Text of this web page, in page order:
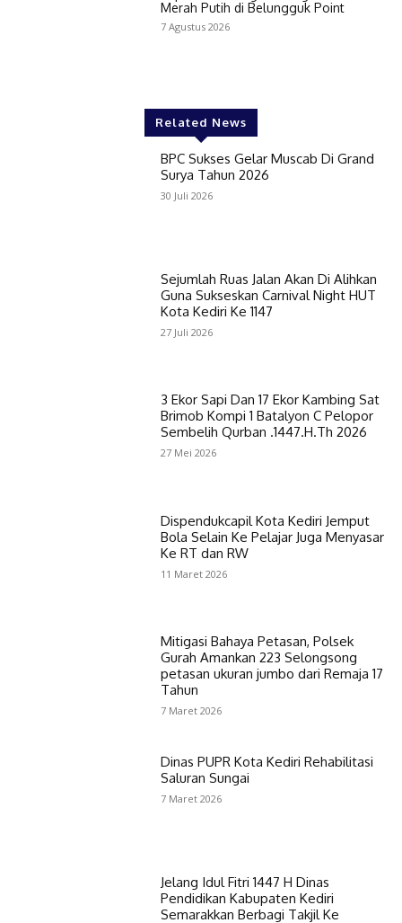
Merah Putih di Belungguk Point
7 Agustus 2026
Related News
BPC Sukses Gelar Muscab Di Grand
Surya Tahun 2026
30 Juli 2026
Sejumlah Ruas Jalan Akan Di Alihkan
Guna Sukseskan Carnival Night HUT
Kota Kediri Ke 1147
27 Juli 2026
3 Ekor Sapi Dan 17 Ekor Kambing Sat
Brimob Kompi 1 Batalyon C Pelopor
Sembelih Qurban .1447.H.Th 2026
27 Mei 2026
Dispendukcapil Kota Kediri Jemput
Bola Selain Ke Pelajar Juga Menyasar
Ke RT dan RW
11 Maret 2026
Mitigasi Bahaya Petasan, Polsek
Gurah Amankan 223 Selongsong
petasan ukuran jumbo dari Remaja 17
Tahun
7 Maret 2026
Dinas PUPR Kota Kediri Rehabilitasi
Saluran Sungai
7 Maret 2026
Jelang Idul Fitri 1447 H Dinas
Pendidikan Kabupaten Kediri
Semarakkan Berbagi Takjil Ke